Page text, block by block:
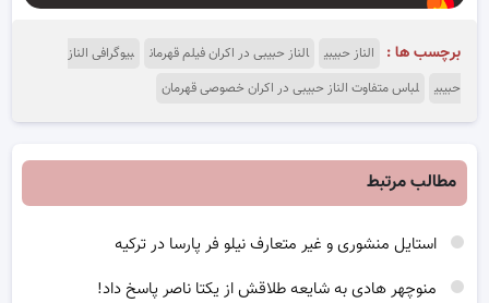
برچسب ها : الناز حبیبی الناز حبیبی در اکران فیلم قهرمان
بیوگرافی الناز
حبیبی
لباس متفاوت الناز حبیبی در اکران خصوصی قهرمان
مطالب مرتبط
استایل منشوری و غیر متعارف نیلو فر پارسا در ترکیه
منوچهر هادی به شایعه طلاقش از یکتا ناصر پاسخ داد!